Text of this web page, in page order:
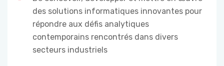
des solutions informatiques innovantes pour
répondre aux défis analytiques
contemporains rencontrés dans divers
secteurs industriels